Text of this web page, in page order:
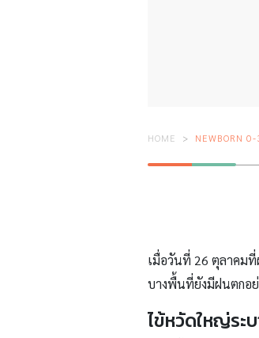
HOME NEWBORN
เมื่อวันที่ 26 ตุลาคม
บางพื้นที่ยังมีฝนตกอ
ไข้หวัดใหญ่ระ